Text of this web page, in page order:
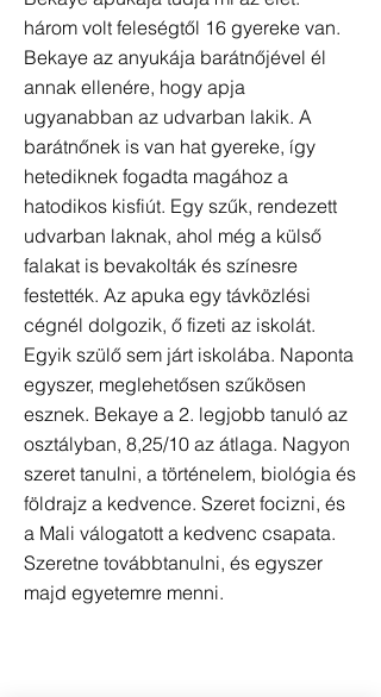
három volt feleségtől 16 gyereke van.
Bekaye az anyukája barátnőjével él
annak ellenére, hogy apja
ugyanabban az udvarban lakik. A
barátnőnek is van hat gyereke, így
hetediknek fogadta magához a
hatodikos kisfiút. Egy szűk, rendezett
udvarban laknak, ahol még a külső
falakat is bevakolták és színesre
festették. Az apuka egy távközlési
cégnél dolgozik, ő fizeti az iskolát.
Egyik szülő sem járt iskolába. Naponta
egyszer, meglehetősen szűkösen
esznek. Bekaye a 2. legjobb tanuló az
osztályban, 8,25/10 az átlaga. Nagyon
szeret tanulni, a történelem, biológia és
földrajz a kedvence. Szeret focizni, és
a Mali válogatott a kedvenc csapata.
Szeretne továbbtanulni, és egyszer
majd egyetemre menni.